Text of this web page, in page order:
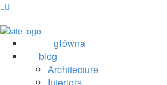
główna
blog
Architecture